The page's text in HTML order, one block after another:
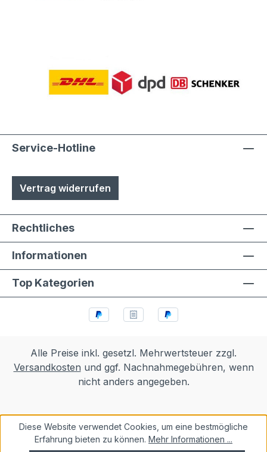
Service-Hotline
Vertrag widerrufen
Rechtliches
Informationen
Top Kategorien
Alle Preise inkl. gesetzl. Mehrwertsteuer zzgl.
Versandkosten und ggf. Nachnahmegebühren, wenn
nicht anders angegeben.
Diese Website verwendet Cookies, um eine bestmögliche
Erfahrung bieten zu können. Mehr Informationen ...